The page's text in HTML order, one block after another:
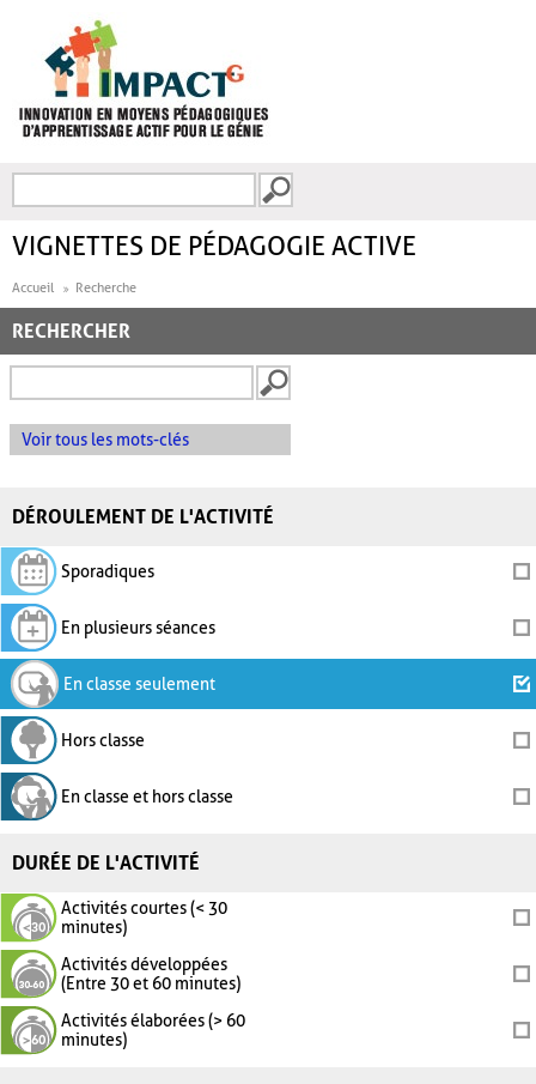
FORMULAIRE DE
VIGNETTES DE PÉDAGOGIE ACTIVE
Accueil Recherche
RECHERCHER
Voir tous les mots-clés
DÉROULEMENT DE L'ACTIVITÉ
Sporadiques
En plusieurs séances
En classe seulement
Hors classe
En classe et hors classe
DURÉE DE L'ACTIVITÉ
Activités courtes (< 30
minutes)
Activités développées
(Entre 30 et 60 minutes)
Activités élaborées (> 60
minutes)